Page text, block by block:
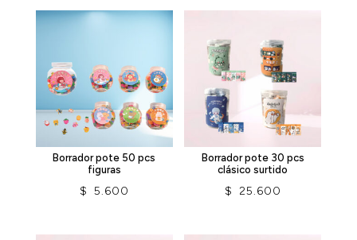
Borrador pote 50 pcs
figuras
$ 5.600
Borrador pote 30 pcs
clásico surtido
$ 25.600